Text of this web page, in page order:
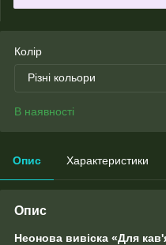
Колір
Різні кольори
В наявності
Опис Характеристики
Опис
Неонова вивіска «Для